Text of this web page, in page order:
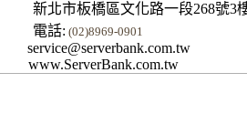
新北市板橋區文化路一段268號3
電話: (02)8969-0901
service@serverbank.com.tw
www.ServerBank.com.tw